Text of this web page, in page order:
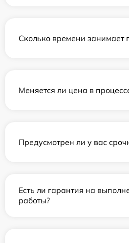
Сколько времени занимает
Меняется ли цена в
Предусмотрен ли у вас
Есть ли гарантия на
работы?